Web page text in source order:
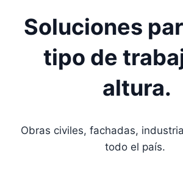
Soluciones
tipo de
altura.
Obras civiles, fachadas,
todo el país.